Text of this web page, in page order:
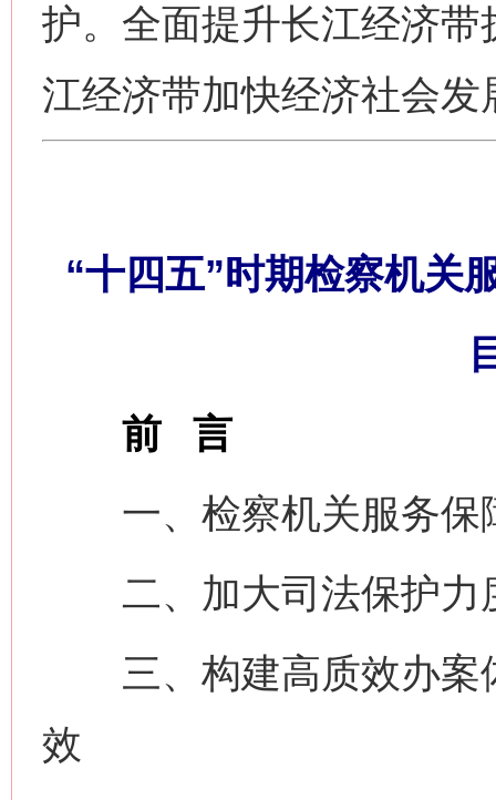
护。全面提升长江经济
江经济带加快经济社会
“十四五”时期检察机关
前 言
一、检察机关服务保
二、加大司法保护力
三、构建高质效办案
效